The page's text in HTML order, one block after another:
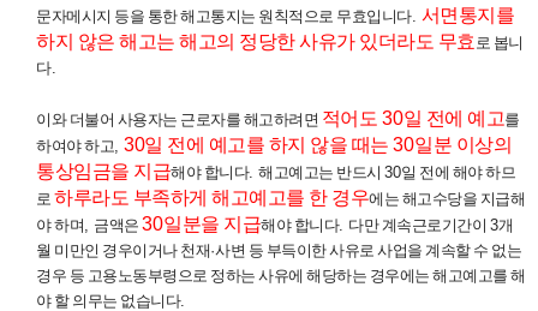
문자메시지 등을 통한 해고통지는 원칙적으로 무효입니다. 서면통지를
하지 않은 해고는 해고의 정당한 사유가 있더라도 무효 로 봅니
다.
이와 더불어 사용자는 근로자를 해고하려면 적어도 30일 전에 예고를
하여야 하고, 30일 전에 예고를 하지 않을 때는 30일분 이상의
통상임금을 지급해야 합니다. 해고예고는 반드시 30일 전에 해야 하므
로 하루라도 부족하게 해고예고를 한 경우에는 해고수당을 지급해
야 하며, 금액은 30일분을 지급해야 합니다. 다만 계속근로기간이 3개
월 미만인 경우이거나 천재·사변 등 부득이한 사유로 사업을 계속할 수 없는
경우 등 고용노동부령으로 정하는 사유에 해당하는 경우에는 해고예고를 해
야 할 의무는 없습니다.